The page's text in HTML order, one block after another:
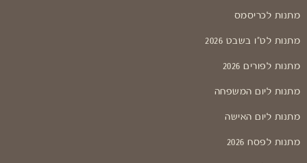
מתנות לכריסמס
מתנות לט"ו בשבט 2026
מתנות לפורים 2026
מתנות ליום המשפחה
מתנות ליום האישה
מתנות לפסח 2026